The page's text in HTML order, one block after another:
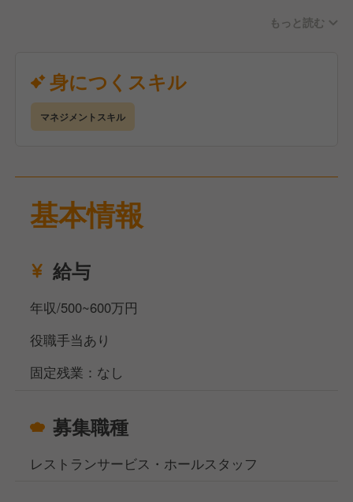
サービス業務全般等が業務内容となります。
もっと読む
身につくスキル
マネジメントスキル
基本情報
給与
年収/500~600万円
役職手当あり
固定残業：なし
募集職種
レストランサービス・ホールスタッフ